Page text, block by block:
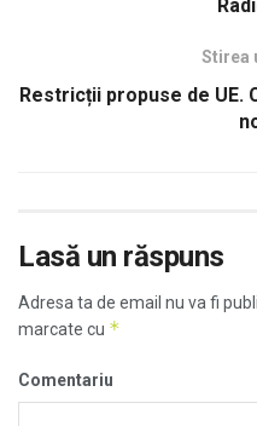
Stirea
Restricții propuse de UE.
Lasă un răspuns
Adresa ta de email nu va fi
marcate cu *
Comentariu